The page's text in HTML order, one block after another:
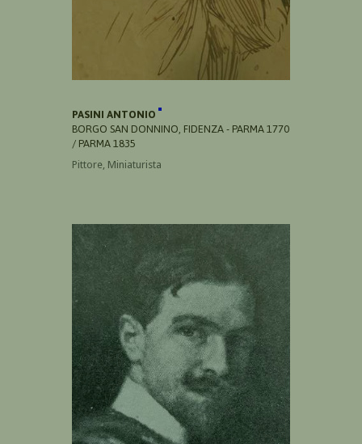
PASINI ANTONIO
BORGO SAN DONNINO, FIDENZA - PARMA 1770
/ PARMA 1835
Pittore, Miniaturista